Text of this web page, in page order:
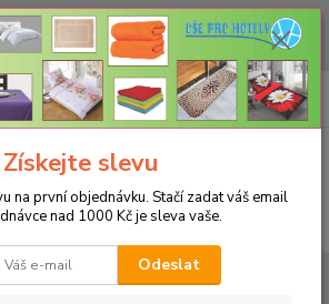
MNOŽSTVÍ NAŠICH PRODUKTŮ ZA LEPŠÍ
CENU? Klikněte ZDE
CZK 0ks
za0 Kč
Získejte slevu
na první objednávku. Stačí zadat váš email
nad 1000 Kč je sleva vaše.
Odeslat